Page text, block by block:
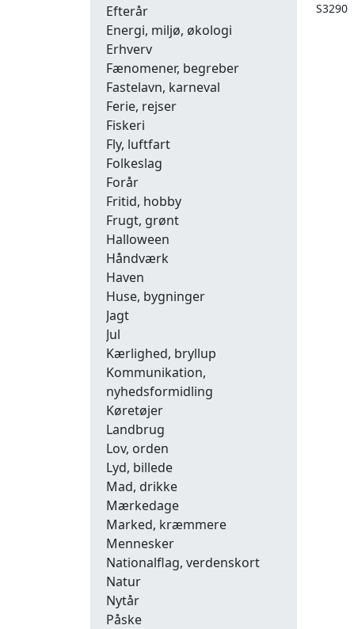
Efterår
Energi, miljø, økologi
Erhverv
Fænomener, begreber
Fastelavn, karneval
Ferie, rejser
Fiskeri
Fly, luftfart
Folkeslag
Forår
Fritid, hobby
Frugt, grønt
Halloween
Håndværk
Haven
Huse, bygninger
Jagt
Jul
Kærlighed, bryllup
Kommunikation,
nyhedsformidling
Køretøjer
Landbrug
Lov, orden
Lyd, billede
Mad, drikke
Mærkedage
Marked, kræmmere
Mennesker
Nationalflag, verdenskort
Natur
Nytår
Påske
S3290